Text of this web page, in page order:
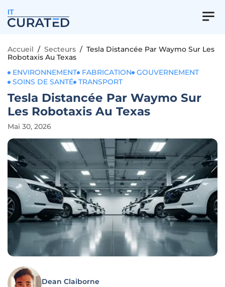
IT
Accueil / Secteurs / Tesla Distancée Par Waymo Sur Les
Robotaxis Au Texas
ENVIRONNEMENT
FABRICATION
GOUVERNEMENT
SOINS DE SANTÉ TRANSPORT
Tesla Distancée Par Waymo Sur
Les Robotaxis Au Texas
Mai 30, 2026
Dean Claiborne